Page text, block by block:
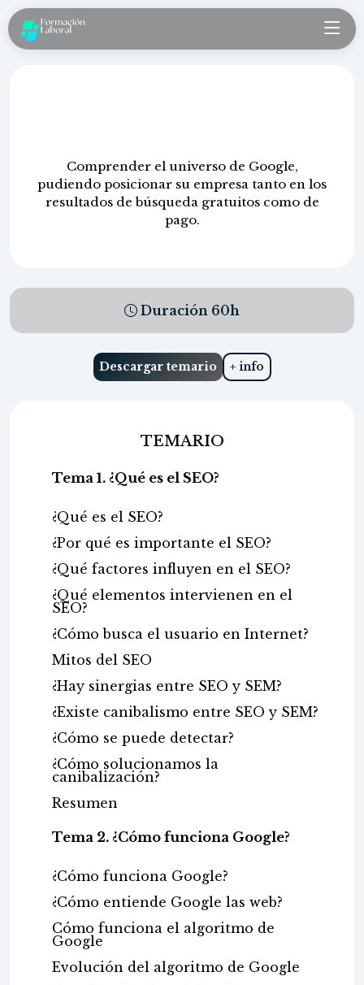
Comprender el universo de Google,
pudiendo posicionar su empresa tanto en los
resultados de búsqueda gratuitos como de
pago.
Duración 60h
Descargar temario + info
TEMARIO
Tema 1. ¿Qué es el SEO?
¿Qué es el SEO?
¿Por qué es importante el SEO?
¿Qué factores influyen en el SEO?
¿Qué elementos intervienen en el
SEO?
¿Cómo busca el usuario en Internet?
Mitos del SEO
¿Hay sinergias entre SEO y SEM?
¿Existe canibalismo entre SEO y SEM?
¿Cómo se puede detectar?
¿Cómo solucionamos la
canibalización?
Resumen
Tema 2. ¿Cómo funciona Google?
¿Cómo funciona Google?
¿Cómo entiende Google las web?
Cómo funciona el algoritmo de
Google
Evolución del algoritmo de Google